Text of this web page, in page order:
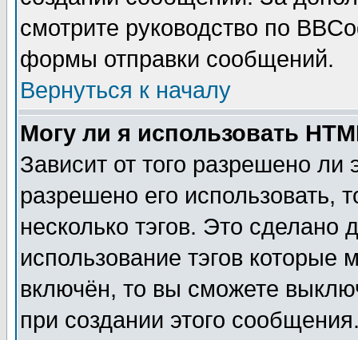
смотрите руководство по
формы отправки сообщений.
Вернуться к началу
Могу ли я использовать
Зависит от того разрешено
разрешено его использовать,
несколько тэгов. Это сделано
использование тэгов
включён, то вы сможете
при создании этого